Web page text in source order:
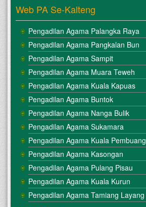
Web PA Se-Kalteng
Pengadilan Agama Palangka Raya
Pengadilan Agama Pangkalan Bun
Pengadilan Agama Sampit
Pengadilan Agama Muara Teweh
Pengadilan Agama Kuala Kapuas
Pengadilan Agama Buntok
Pengadilan Agama Nanga Bulik
Pengadilan Agama Sukamara
Pengadilan Agama Kuala Pembuang
Pengadilan Agama Kasongan
Pengadilan Agama Pulang Pisau
Pengadilan Agama Kuala Kurun
Pengadilan Agama Tamiang Layang